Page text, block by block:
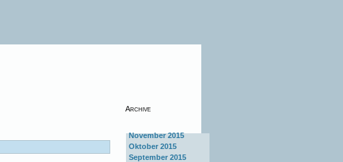
Archive
November 2015
Oktober 2015
September 2015